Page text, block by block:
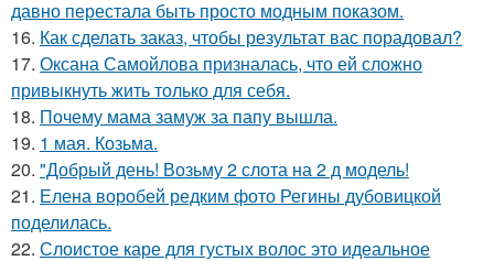
давно перестала быть просто модным показом.
16. Как сделать заказ, чтобы результат вас порадовал?
17. Оксана Самойлова призналась, что ей сложно
привыкнуть жить только для себя.
18. Почему мама замуж за папу вышла.
19. 1 мая. Козьма.
20. "Добрый день! Возьму 2 слота на 2 д модель!
21. Елена воробей редким фото Регины дубовицкой
поделилась.
22. Слоистое каре для густых волос это идеальное